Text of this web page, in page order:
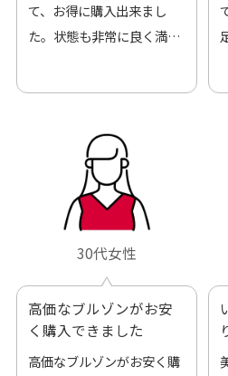
て、お得に購入出来まし
た。状態も非常に良く満足
30代女性
高価なブルゾンがお安
く購入できました
高価なブルゾンがお安く購